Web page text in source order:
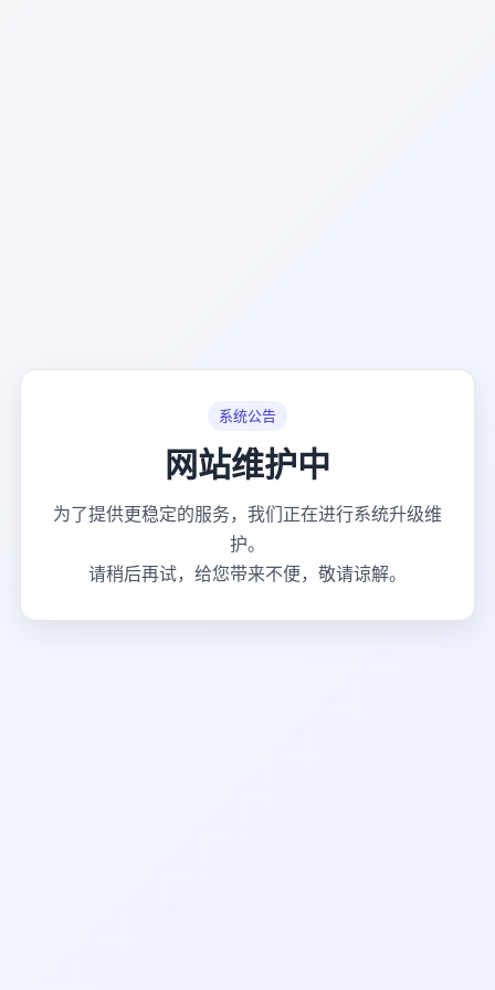
系统公告
网站维护中
为了提供更稳定的服务，我们正在进行系统升级维
护。
请稍后再试，给您带来不便，敬请谅解。